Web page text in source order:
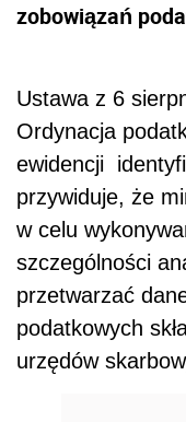
zobowiązań
Ustawa z 6
Ordynacja
ewidencji
przywiduje, że
w celu
szczególności
przetwarzać
podatkowych
urzędów